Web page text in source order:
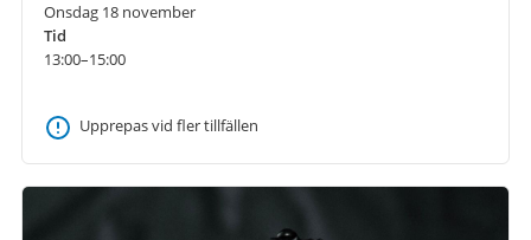
Onsdag 18 november
Tid
13:00–15:00
Upprepas vid fler tillfällen